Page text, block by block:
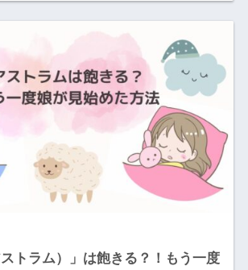
トラム）」は飽きる？！もう一度